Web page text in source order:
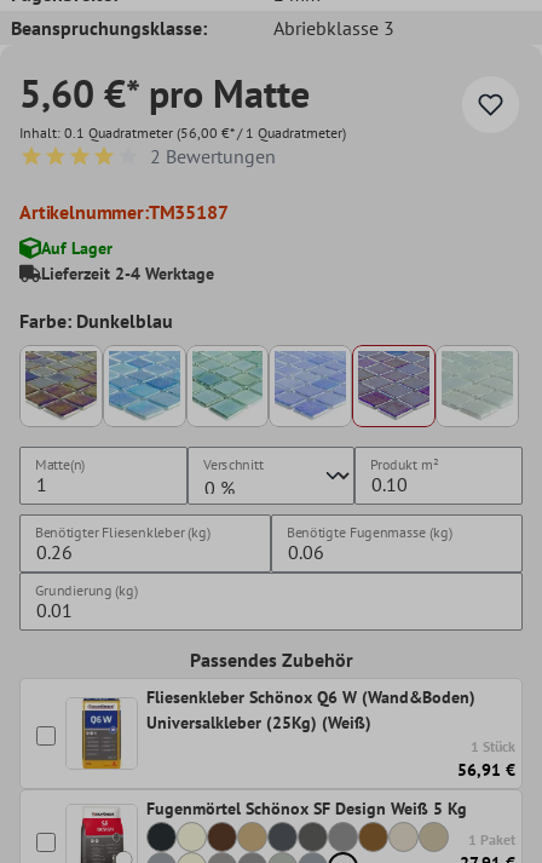
Beanspruchungsklasse:
Abriebklasse 3
5,60 €* pro Matte
Inhalt: 0.1 Quadratmeter (56,00 €* / 1 Quadratmeter)
Durchschnittliche Bewertung von 4 von 5 Sternen
2 Bewertungen
Artikelnummer:TM35187
Auf Lager
Lieferzeit 2-4 Werktage
Farbe: Dunkelblau
Matte(n) Verschnitt Produkt m²
Benötigter Fliesenkleber (kg) Benötigte Fugenmasse (kg)
Grundierung (kg)
Passendes Zubehör
Fliesenkleber Schönox Q6 W (Wand&Boden)
Universalkleber (25Kg) (Weiß)
1 Stück
56,91 €
Fugenmörtel Schönox SF Design Weiß 5 Kg
1 Paket